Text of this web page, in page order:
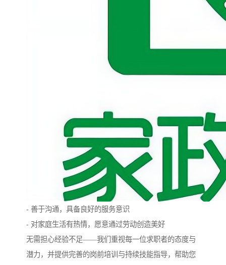
- 善于沟通，具备良好的服务意识
- 对家庭生活有热情，愿意通过劳动创造美好
无需担心经验不足——我们重视每一位求职者的态度与
潜力，并提供完善的岗前培训与持续技能指导，帮助您